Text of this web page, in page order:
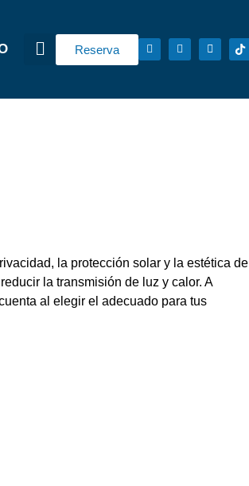
Reserva
la protección solar y la estética de
la transmisión de luz y calor. A
al elegir el adecuado para tus